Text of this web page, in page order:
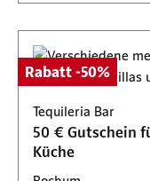
Rabatt -50%
Tequileria Bar
50 € Gutschein
Küche